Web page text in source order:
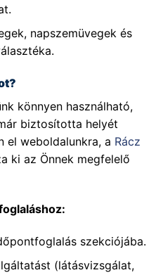
napszemüvegek és
könnyen használható,
biztosította helyét
el weboldalunkra, a Rácz
ki az Önnek megfelelő
szekciójába.
(látásvizsgálat,